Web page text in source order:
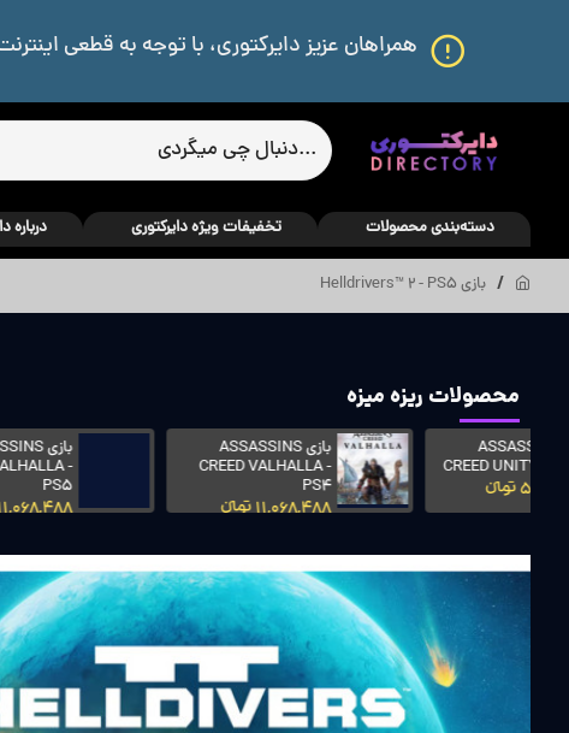
همراهان عزیز دایرکتوری، با توجه به قطعی
دسته‌بندی محصولات تخفیفات ویژه دایرکتوری درباره
بازی Helldrivers™ 2 - PS5
محصولات ریزه میزه
بازی ASSASSINS
CREED VALHALLA -
11,068,488 تومانءءء
CREED VALHALLA -
9,118,100 تومانءءء